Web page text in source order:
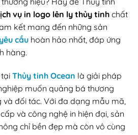
vụ in logo lên ly thủy tinh chất
kết mang đến những sản
cầu hoàn hảo nhất, đáp ứng
hàng.
Thủy tinh Ocean là giải pháp
muốn quảng bá thương
và đối tác. Với đa dạng mẫu mã,
và công nghệ in hiện đại, sản
chỉ bền đẹp mà còn vô cùng